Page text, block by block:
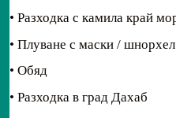
• Разходка с камила край
• Плуване с маски /
• Обяд
• Разходка в град Дахаб